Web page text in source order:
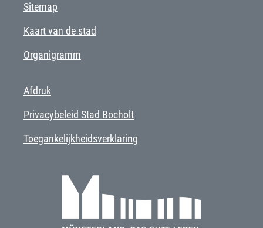
Sitemap
Kaart van de stad
Organigramm
Afdruk
Privacybeleid Stad Bocholt
Toegankelijkheidsverklaring